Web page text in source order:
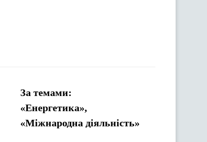
За темами:
«Енергетика»,
«Міжнародна діяльність»